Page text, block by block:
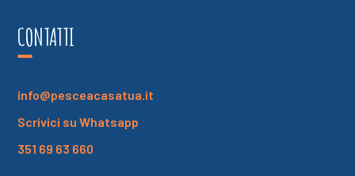
CONTATTI
info@pesceacasatua.it
Scrivici su Whatsapp
351 69 63 660